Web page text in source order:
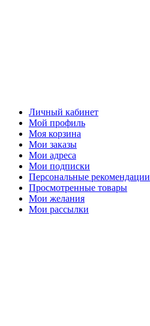
Личный кабинет
Мой профиль
Моя корзина
Мои заказы
Мои адреса
Мои подписки
Персональные рекомендации
Просмотренные товары
Мои желания
Мои рассылки